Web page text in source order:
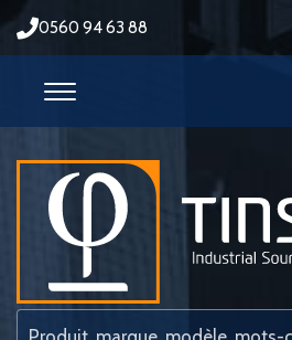
0560 94 63 88